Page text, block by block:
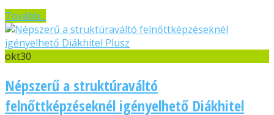
Tovább...
okt30
Népszerű a struktúraváltó
felnőttképzéseknél igényelhető Diákhitel